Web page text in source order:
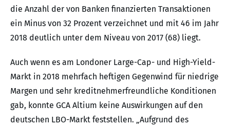
die Anzahl der von Banken finanzierten Transaktionen
ein Minus von 32 Prozent verzeichnet und mit 46 im Jahr
2018 deutlich unter dem Niveau von 2017 (68) liegt.
Auch wenn es am Londoner Large-Cap- und High-Yield-
Markt in 2018 mehrfach heftigen Gegenwind für niedrige
Margen und sehr kreditnehmerfreundliche Konditionen
gab, konnte GCA Altium keine Auswirkungen auf den
deutschen LBO-Markt feststellen. „Aufgrund des